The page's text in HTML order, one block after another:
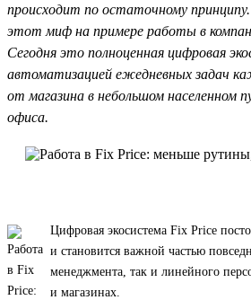
происходит по остаточному
этот миф на примере работы в
Сегодня это полноценная цифровая
автоматизацией ежедневных задач
от магазина в небольшом населенном
офиса.
Цифровая экосистема Fix Price
и становится важной частью
менеджмента, так и линейного
и магазинах.